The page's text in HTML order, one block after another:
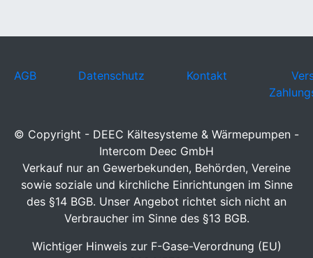
AGB Datenschutz Kontakt
© Copyright - DEEC Kältesysteme & Wärmepumpen -
Intercom Deec GmbH
Verkauf nur an Gewerbekunden, Behörden, Vereine
sowie soziale und kirchliche Einrichtungen im Sinne
des §14 BGB. Unser Angebot richtet sich nicht an
Verbraucher im Sinne des §13 BGB.
Wichtiger Hinweis zur F-Gase-Verordnung (EU)